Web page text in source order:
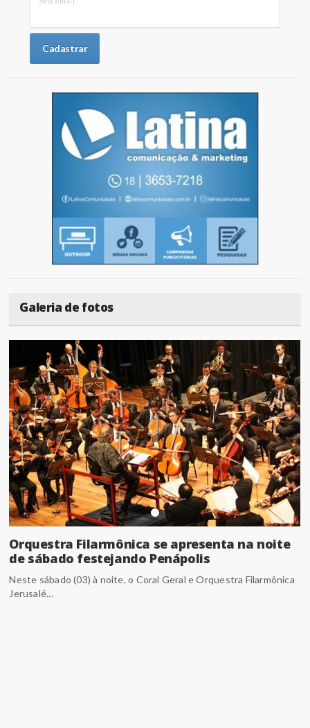
Galeria de fotos
Orquestra Filarmônica se apresenta na noite
de sábado festejando Penápolis
Neste sábado (03) à noite, o Coral Geral e Orquestra Filarmônica
Jerusalé...